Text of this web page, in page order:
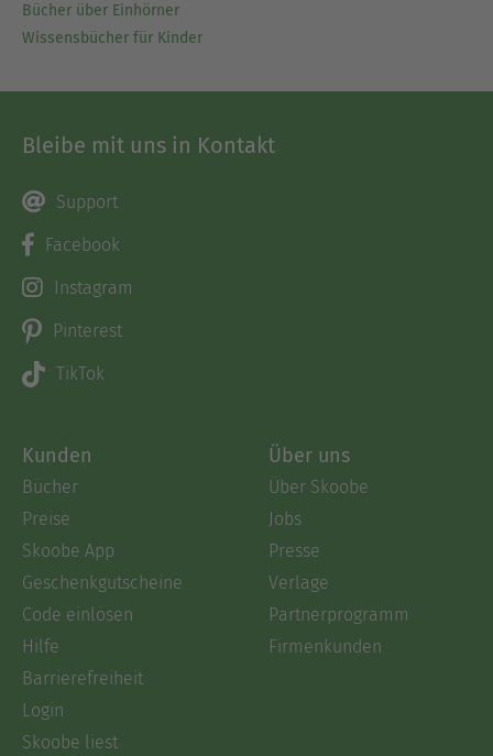
Bücher über Einhörner
Wissensbücher für Kinder
Bleibe mit uns in Kontakt
Support
Facebook
Instagram
Pinterest
TikTok
Kunden
Bücher
Preise
Skoobe App
Geschenkgutscheine
Code einlösen
Hilfe
Barrierefreiheit
Login
Skoobe liest
Über uns
Über Skoobe
Jobs
Presse
Verlage
Partnerprogramm
Firmenkunden